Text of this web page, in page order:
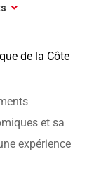
de la Côte
et sa
expérience